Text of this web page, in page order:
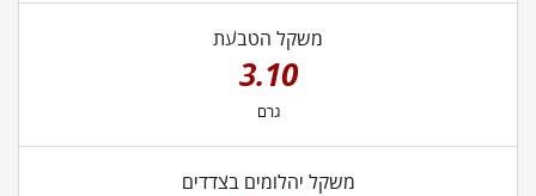
משקל הטבעת
3.10
גרם
משקל יהלומים בצדדים